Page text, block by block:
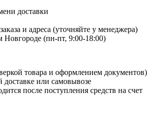
доставки
и адреса (уточняйте у менеджера)
(пн-пт, 9:00-18:00)
товара и оформлением документов)
доставке или самовывозе
после поступления средств на счет